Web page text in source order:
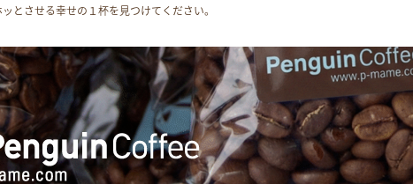
とさせる幸せの１杯を見つけてください。